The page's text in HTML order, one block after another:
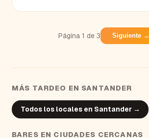
Página 1 de 3 Siguiente →
MÁS TARDEO EN SANTANDER
Todos los locales en Santander→
BARES EN CIUDADES CERCANAS